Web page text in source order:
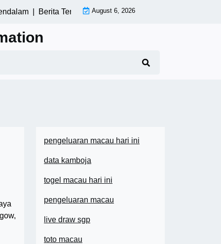
|Berita Terkini Perang Dunia: Apa yang Terjadi di
August 6, 2026
pengeluaran macau hari ini
data kamboja
togel macau hari ini
pengeluaran macau
live draw sgp
toto macau